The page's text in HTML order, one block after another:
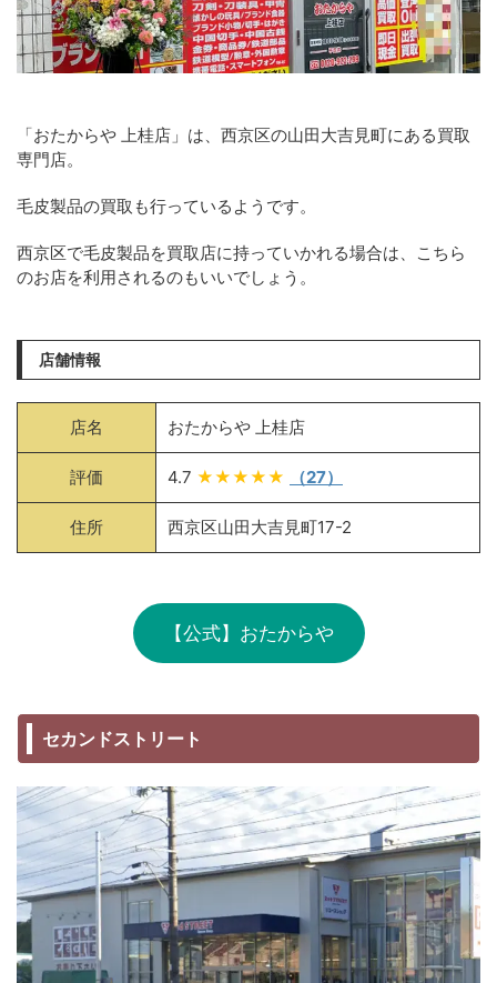
「おたからや 上桂店」は、西京区の山田大吉見町にある買取
専門店。
毛皮製品の買取も行っているようです。
西京区で毛皮製品を買取店に持っていかれる場合は、こちら
のお店を利用されるのもいいでしょう。
店舗情報
店名 おたからや 上桂店
評価 4.7 ★★★★★ （27）
住所 西京区山田大吉見町17-2
【公式】おたからや
セカンドストリート